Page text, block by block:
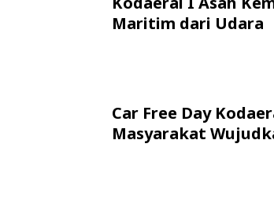
Maritim dari Udara
Car Free Day
Masyarakat